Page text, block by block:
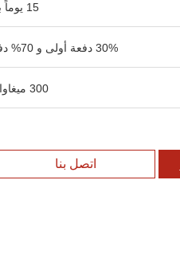
15 يوماً بعد الدفع
30% دفعة أولى و 70% دفعة أولى
300 ميغاواط سنويا
اتصل بنا